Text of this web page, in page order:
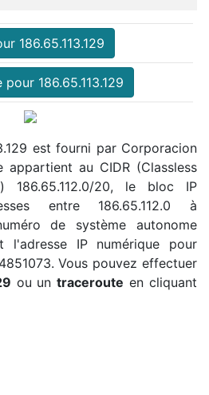
186.65.113.129
186.65.113.129
est fourni par Corporacion
appartient au CIDR (Classless
186.65.112.0/20, le bloc IP
entre 186.65.112.0 à
de système autonome
l'adresse IP numérique pour
Vous pouvez effectuer
ou untraceroute en cliquant